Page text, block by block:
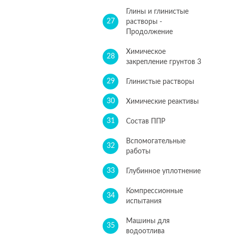
27
Глины и глинистые
растворы -
Продолжение
28
Химическое
закрепление грунтов 3
29 Глинистые растворы
30 Химические реактивы
31 Состав ППР
32
Вспомогательные
работы
33 Глубинное уплотнение
34
Компрессионные
испытания
35
Машины для
водоотлива